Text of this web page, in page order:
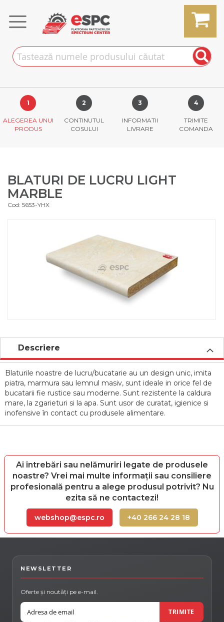
to
Content
ALEGEREA UNUI
PRODUS
CONTINUTUL
COSULUI
INFORMATII
LIVRARE
TRIMITE
COMANDA
BLATURI DE LUCRU LIGHT
MARBLE
Cod: 5653-YHX
beginning
of
the
images
gallery
Descriere
Blaturile noastre de lucru/bucatarie au un design unic, imita
piatra, marmura sau lemnul masiv, sunt ideale in orice fel de
bucatarii fie rustice sau moderne. Sunt rezistente la caldura
mare, la zgarieturi si la apa. Sunt usor de curatat, igienice si
inofensive în contact cu produsele alimentare.
Ai întrebări sau nelămuriri legate de produsele
noastre? Vrei mai multe informații sau consiliere
profesională pentru a alege produsul potrivit? Nu
ezita să ne contactezi!
webshop@espc.ro +40 266 24 28 18
NEWSLETTER
Oferte și noutăți pe e-mail.
Email
TRIMITE